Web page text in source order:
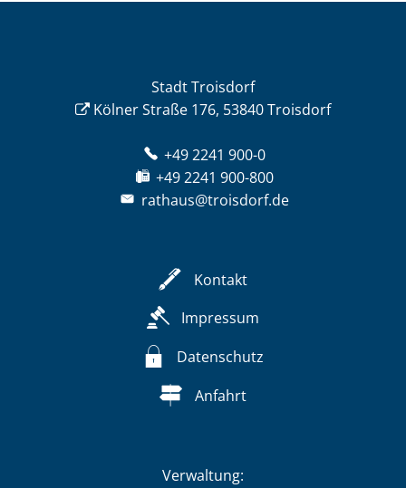
Stadt Troisdorf
Kölner Straße 176, 53840 Troisdorf
+49 2241 900-0
+49 2241 900-800
rathaus@troisdorf.de
Kontakt
Impressum
Datenschutz
Anfahrt
Verwaltung: